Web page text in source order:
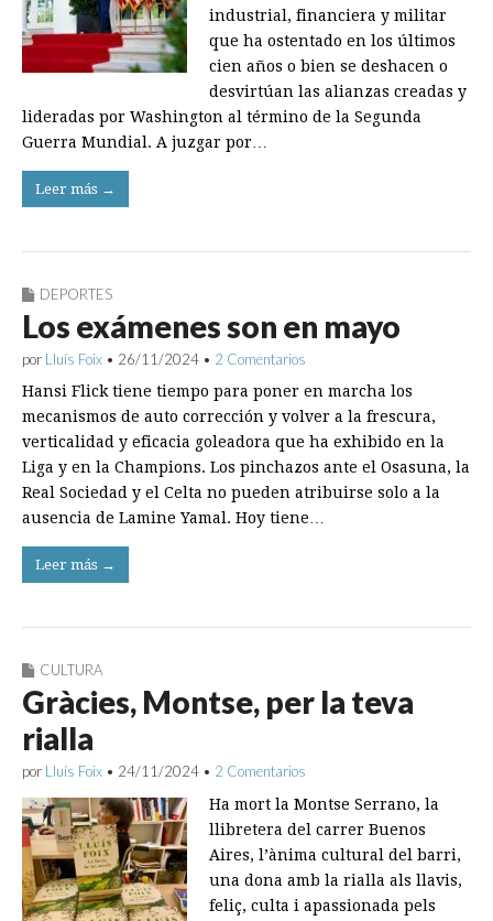
industrial, financiera y militar
que ha ostentado en los últimos
cien años o bien se deshacen o
desvirtúan las alianzas creadas y
lideradas por Washington al término de la Segunda
Guerra Mundial. A juzgar por…
Leer más →
DEPORTES
Los exámenes son en mayo
por Lluís Foix • 26/11/2024 • 2 Comentarios
Hansi Flick tiene tiempo para poner en marcha los
mecanismos de auto corrección y volver a la frescura,
verticalidad y eficacia goleadora que ha exhibido en la
Liga y en la Champions. Los pinchazos ante el Osasuna, la
Real Sociedad y el Celta no pueden atribuirse solo a la
ausencia de Lamine Yamal. Hoy tiene…
Leer más →
CULTURA
Gràcies, Montse, per la teva
rialla
por Lluís Foix • 24/11/2024 • 2 Comentarios
Ha mort la Montse Serrano, la
llibretera del carrer Buenos
Aires, l’ànima cultural del barri,
una dona amb la rialla als llavis,
feliç, culta i apassionada pels